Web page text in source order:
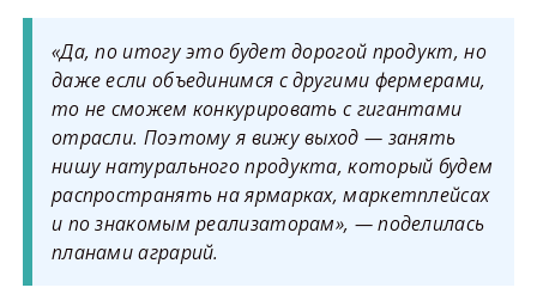
«Да, по итогу это будет дорогой продукт, но
даже если объединимся с другими фермерами,
то не сможем конкурировать с гигантами
отрасли. Поэтому я вижу выход — занять
нишу натурального продукта, который будем
распространять на ярмарках, маркетплейсах
и по знакомым реализаторам», — поделилась
планами аграрий.